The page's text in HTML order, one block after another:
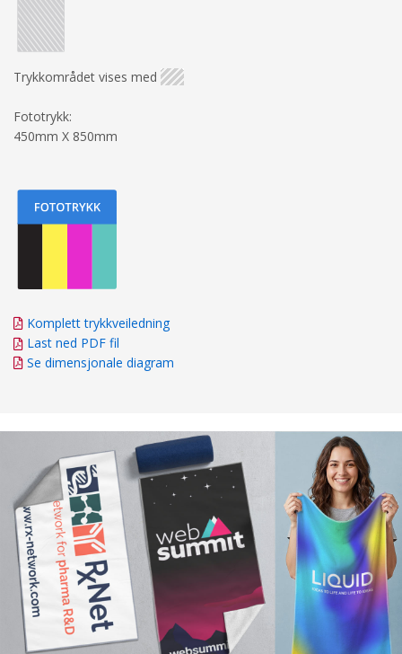
Trykkområdet vises med
Fototrykk:
450mm X 850mm
Komplett trykkveiledning
Last ned PDF fil
Se dimensjonale diagram